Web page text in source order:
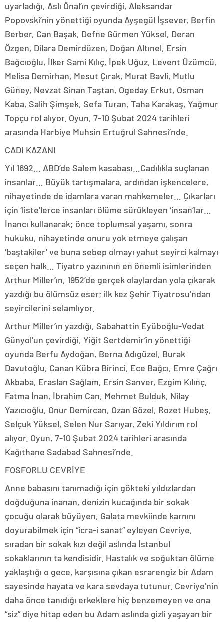
uyarladığı, Aslı Önal’ın çevirdiği, Aleksandar
Popovski’nin yönettiği oyunda Ayşegül İşsever, Berfin
Berber, Can Başak, Defne Gürmen Yüksel, Deran
Özgen, Dilara Demirdüzen, Doğan Altınel, Ersin
Bağcıoğlu, İlker Sami Kılıç, İpek Uğuz, Levent Üzümcü,
Melisa Demirhan, Mesut Çırak, Murat Bavli, Mutlu
Güney, Nevzat Sinan Taştan, Ogeday Erkut, Osman
Kaba, Salih Şimşek, Sefa Turan, Taha Karakaş, Yağmur
Topçu rol alıyor. Oyun, 7-10 Şubat 2024 tarihleri
arasında Harbiye Muhsin Ertuğrul Sahnesi’nde.
CADI KAZANI
Yıl 1692… ABD’de Salem kasabası…Cadılıkla suçlanan
insanlar… Büyük tartışmalara, ardından işkencelere,
nihayetinde de idamlara varan mahkemeler… Çıkarları
için ‘liste’lerce insanları ölüme sürükleyen ‘insan’lar…
İnancı kullanarak; önce toplumsal yaşamı, sonra
hukuku, nihayetinde onuru yok etmeye çalışan
‘baştakiler’ ve buna sebep olmayı yahut seyirci kalmayı
seçen halk… Tiyatro yazınının en önemli isimlerinden
Arthur Miller’ın, 1952’de gerçek olaylardan yola çıkarak
yazdığı bu ölümsüz eser; ilk kez Şehir Tiyatrosu’ndan
seyircilerini selamlıyor.
Arthur Miller’ın yazdığı, Sabahattin Eyüboğlu-Vedat
Günyol’un çevirdiği, Yiğit Sertdemir’in yönettiği
oyunda Berfu Aydoğan, Berna Adıgüzel, Burak
Davutoğlu, Canan Kübra Birinci, Ece Bağcı, Emre Çağrı
Akbaba, Eraslan Sağlam, Ersin Sanver, Ezgim Kılınç,
Fatma İnan, İbrahim Can, Mehmet Bulduk, Nilay
Yazıcıoğlu, Onur Demircan, Ozan Gözel, Rozet Hubeş,
Selçuk Yüksel, Selen Nur Sarıyar, Zeki Yıldırım rol
alıyor. Oyun, 7-10 Şubat 2024 tarihleri arasında
Kağıthane Sadabad Sahnesi’nde.
FOSFORLU CEVRİYE
Anne babasını tanımadığı için gökteki yıldızlardan
doğduğuna inanan, denizin kucağında bir sokak
çocuğu olarak büyüyen, Galata mevkiinde karnını
doyurabilmek için “icra-i sanat” eyleyen Cevriye,
sıradan bir sokak kızı değil aslında İstanbul
sokaklarının ta kendisidir. Hastalık ve soğuktan ölüme
yaklaştığı o gece, karşısına çıkan esrarengiz bir Adam
sayesinde hayata ve kara sevdaya tutunur. Cevriye’nin
daha önce tanıdığı erkeklere hiç benzemeyen ve ona
“siz” diye hitap eden bu Adam aslında gizli yaşayan bir